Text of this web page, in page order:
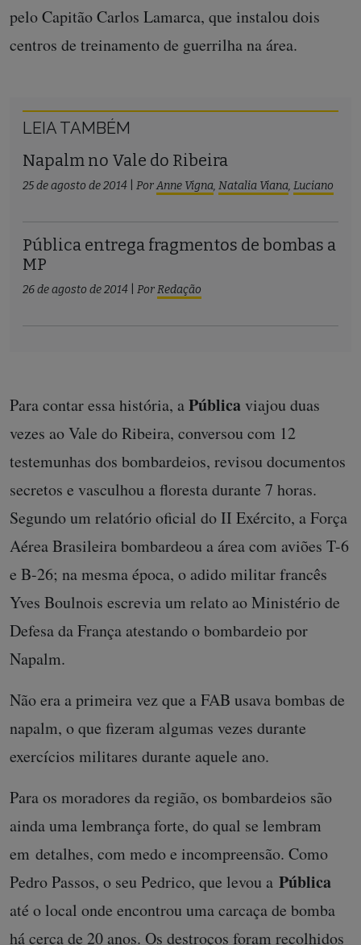
pelo Capitão Carlos Lamarca, que instalou dois
centros de treinamento de guerrilha na área.
LEIA TAMBÉM
Napalm no Vale do Ribeira
25 de agosto de 2014 PorAnne Vigna, Natalia Viana, Luciano
Pública entrega fragmentos de bombas a
MP
26 de agosto de 2014 PorRedação
Para contar essa história, aPúblicaviajou duas
vezes ao Vale do Ribeira, conversou com 12
testemunhas dos bombardeios, revisou documentos
secretos e vasculhou a floresta durante 7 horas.
Segundo um relatório oficial do II Exército, a Força
Aérea Brasileira bombardeou a área com aviões T-6
e B-26; na mesma época, o adido militar francês
Yves Boulnois escrevia um relato ao Ministério de
Defesa da França atestando o bombardeio por
Napalm.
Não era a primeira vez que a FAB usava bombas de
napalm, o que fizeram algumas vezes durante
exercícios militares durante aquele ano.
Para os moradores da região, os bombardeios são
ainda uma lembrança forte, do qual se lembram
em detalhes, com medo e incompreensão. Como
Pedro Passos, o seu Pedrico, que levou a Pública
até o local onde encontrou uma carcaça de bomba
há cerca de 20 anos. Os destroços foram recolhidos